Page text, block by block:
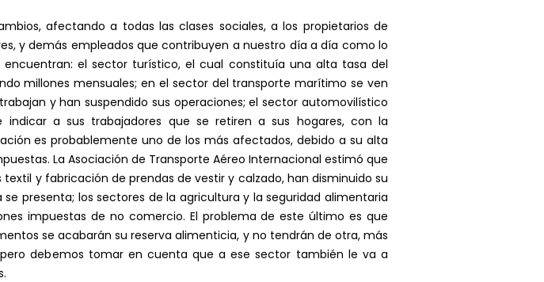
afectando a todas las clases sociales, a los propietarios de
y demás empleados que contribuyen a nuestro día a día como lo
el sector turístico, el cual constituía una alta tasa del
millones mensuales; en el sector del transporte marítimo se ven
y han suspendido sus operaciones; el sector automovilístico
a sus trabajadores que se retiren a sus hogares, con la
es probablemente uno de los más afectados, debido a su alta
La Asociación de Transporte Aéreo Internacional estimó que
y fabricación de prendas de vestir y calzado, han disminuido su
presenta; los sectores de la agricultura y la seguridad alimentaria
impuestas de no comercio. El problema de este último es que
se acabarán su reserva alimenticia, y no tendrán de otra, más
debemos tomar en cuenta que a ese sector también le va a